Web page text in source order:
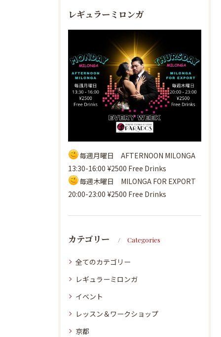
レギュラーミロンガ
毎週月曜日 AFTERNOON MILONGA
13:30-16:00 ¥2500 Free Drinks
毎週木曜日 MILONGA FOR EXPORT
20:00-23:00 ¥2500 Free Drinks
カテゴリー Categories
全てのカテゴリー
レギュラーミロンガ
イベント
レッスン＆ワークショップ
京都